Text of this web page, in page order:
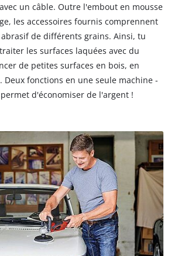
un câble. Outre l'embout en mousse
les accessoires fournis comprennent
de différents grains. Ainsi, tu
les surfaces laquées avec du
de petites surfaces en bois, en
Deux fonctions en une seule machine -
d'économiser de l'argent !